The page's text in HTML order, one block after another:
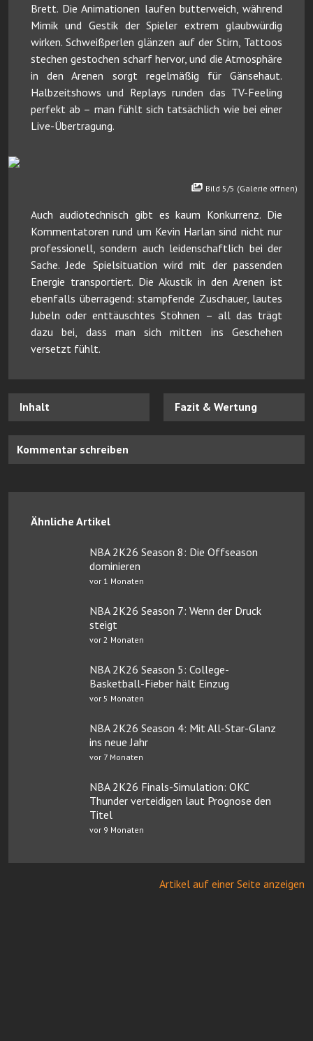
Brett. Die Animationen laufen butterweich, während
Mimik und Gestik der Spieler extrem glaubwürdig
wirken. Schweißperlen glänzen auf der Stirn, Tattoos
stechen gestochen scharf hervor, und die Atmosphäre
in den Arenen sorgt regelmäßig für Gänsehaut.
Halbzeitshows und Replays runden das TV-Feeling
perfekt ab – man fühlt sich tatsächlich wie bei einer
Live-Übertragung.
Bild 5/5 (Galerie öffnen)
Auch audiotechnisch gibt es kaum Konkurrenz. Die
Kommentatoren rund um Kevin Harlan sind nicht nur
professionell, sondern auch leidenschaftlich bei der
Sache. Jede Spielsituation wird mit der passenden
Energie transportiert. Die Akustik in den Arenen ist
ebenfalls überragend: stampfende Zuschauer, lautes
Jubeln oder enttäuschtes Stöhnen – all das trägt
dazu bei, dass man sich mitten ins Geschehen
versetzt fühlt.
Inhalt Fazit & Wertung
Kommentar schreiben
Ähnliche Artikel
NBA 2K26 Season 8: Die Offseason
dominieren
vor 1 Monaten
NBA 2K26 Season 7: Wenn der Druck
steigt
vor 2 Monaten
NBA 2K26 Season 5: College-
Basketball-Fieber hält Einzug
vor 5 Monaten
NBA 2K26 Season 4: Mit All-Star-Glanz
ins neue Jahr
vor 7 Monaten
NBA 2K26 Finals-Simulation: OKC
Thunder verteidigen laut Prognose den
Titel
vor 9 Monaten
Artikel auf einer Seite anzeigen